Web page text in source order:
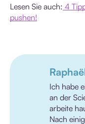
Lesen Sie auch: 4
pushen!
Ich habe
an der
arbeite
Nach